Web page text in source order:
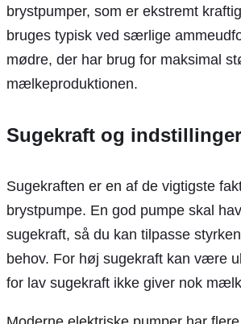
brystpumper, som er ekstremt
bruges typisk ved særlige
mødre, der har brug for maksimal
mælkeproduktionen.
Sugekraft og indstillinger
Sugekraften er en af de vigtigste
brystpumpe. En god pumpe skal
sugekraft, så du kan tilpasse
behov. For høj sugekraft kan være
for lav sugekraft ikke giver nok